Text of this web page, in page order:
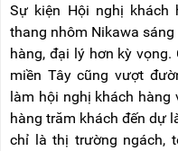
Sự kiện Hội nghị khách
thang nhôm Nikawa
hàng, đại lý hơn kỳ
miền Tây cũng vượt
làm hội nghị khách hàng
hàng trăm khách đến dự
chỉ là thị trường ngách,